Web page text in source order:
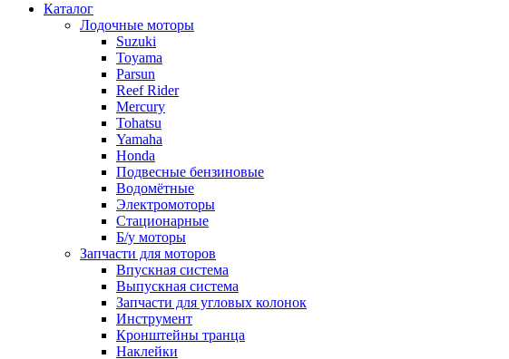
Каталог
Лодочные моторы
Suzuki
Toyama
Parsun
Reef Rider
Mercury
Tohatsu
Yamaha
Honda
Подвесные бензиновые
Водомётные
Электромоторы
Стационарные
Б/у моторы
Запчасти для моторов
Впускная система
Выпускная система
Запчасти для угловых колонок
Инструмент
Кронштейны транца
Наклейки